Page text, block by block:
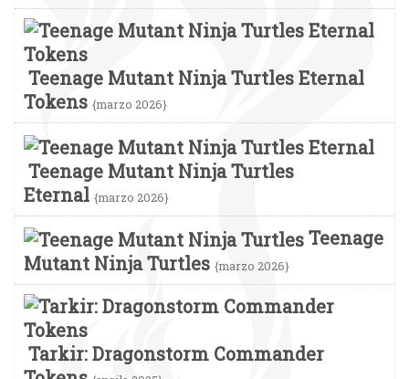
Teenage Mutant Ninja Turtles Eternal
Tokens {marzo 2026}
Teenage Mutant Ninja Turtles
Eternal {marzo 2026}
Teenage
Mutant Ninja Turtles {marzo 2026}
Tarkir: Dragonstorm Commander